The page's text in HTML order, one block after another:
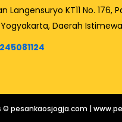
Langensuryo KT11 No. 176,
Daerah Istimewa
© pesankaosjogja.com |